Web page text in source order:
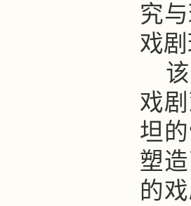
究
戏
戏
坦
塑
的